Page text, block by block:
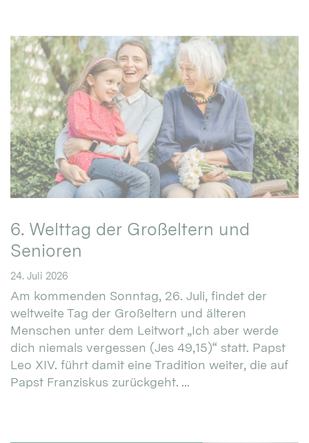
6. Welttag der Großeltern und
Senioren
24. Juli 2026
Am kommenden Sonntag, 26. Juli, findet der
weltweite Tag der Großeltern und älteren
Menschen unter dem Leitwort „Ich aber werde
dich niemals vergessen (Jes 49,15)“ statt. Papst
Leo XIV. führt damit eine Tradition weiter, die auf
Papst Franziskus zurückgeht. ...